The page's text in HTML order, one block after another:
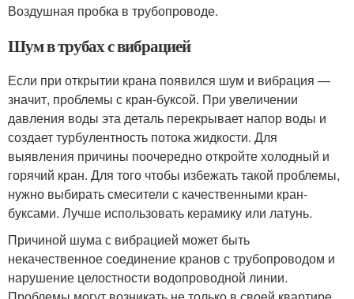
Воздушная пробка в трубопроводе.
Шум в трубах с вибрацией
Если при открытии крана появился шум и вибрация —
значит, проблемы с кран-буксой. При увеличении
давления воды эта деталь перекрывает напор воды и
создает турбулентность потока жидкости. Для
выявления причины поочередно откройте холодный и
горячий кран. Для того чтобы избежать такой проблемы,
нужно выбирать смесители с качественными кран-
буксами. Лучше использовать керамику или латунь.
Причиной шума с вибрацией может быть
некачественное соединение кранов с трубопроводом и
нарушение целостности водопроводной линии.